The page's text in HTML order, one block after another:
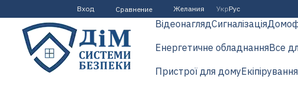
Перейти к основному контенту
Вход Сравнение Желания УкрРус
ВідеонаглядСигналізація
Енергетичне обладнанняВсе
Пристрої для домуЕкіпірування